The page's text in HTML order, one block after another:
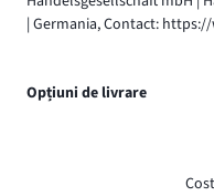
| Germania, Contact:
Opțiuni de livrare